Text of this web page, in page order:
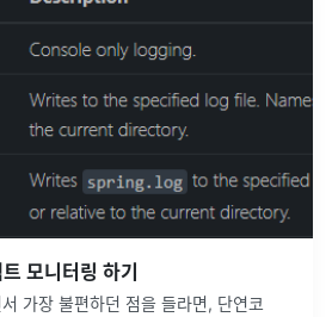
모니터링 하기
가장 불편하던 점을 들라면, 단연코